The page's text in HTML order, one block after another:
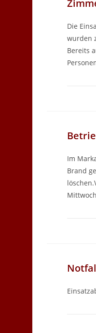
Die
wurden
Bereits
Im
Brand